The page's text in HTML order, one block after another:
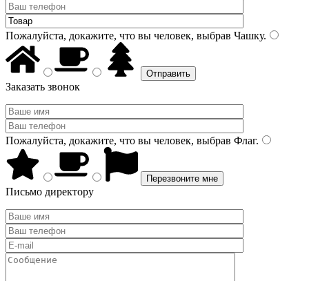
Пожалуйста, докажите, что вы человек, выбрав Чашку.
Заказать звонок
Пожалуйста, докажите, что вы человек, выбрав Флаг.
Письмо директору